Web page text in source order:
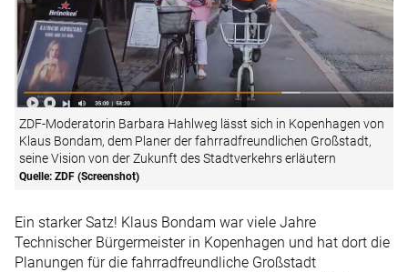
ZDF-Moderatorin Barbara Hahlweg lässt sich in Kopenhagen von
Klaus Bondam, dem Planer der fahrradfreundlichen Großstadt,
seine Vision von der Zukunft des Stadtverkehrs erläutern
Quelle: ZDF (Screenshot)
Ein starker Satz! Klaus Bondam war viele Jahre
Technischer Bürgermeister in Kopenhagen und hat dort die
Planungen für die fahrradfreundliche Großstadt